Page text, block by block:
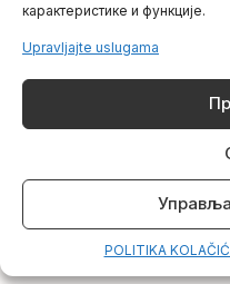
карактеристике и функције.
Upravljajte uslugama
POLITIKA
nam je da nas zaposlene
a naše studente da
njegovog osnivanja do
Pripremili smo nekoliko
možete pogledati
Uz iskrene čestitke,
Prof. dr Mirjana
U Novom Sadu, 12.